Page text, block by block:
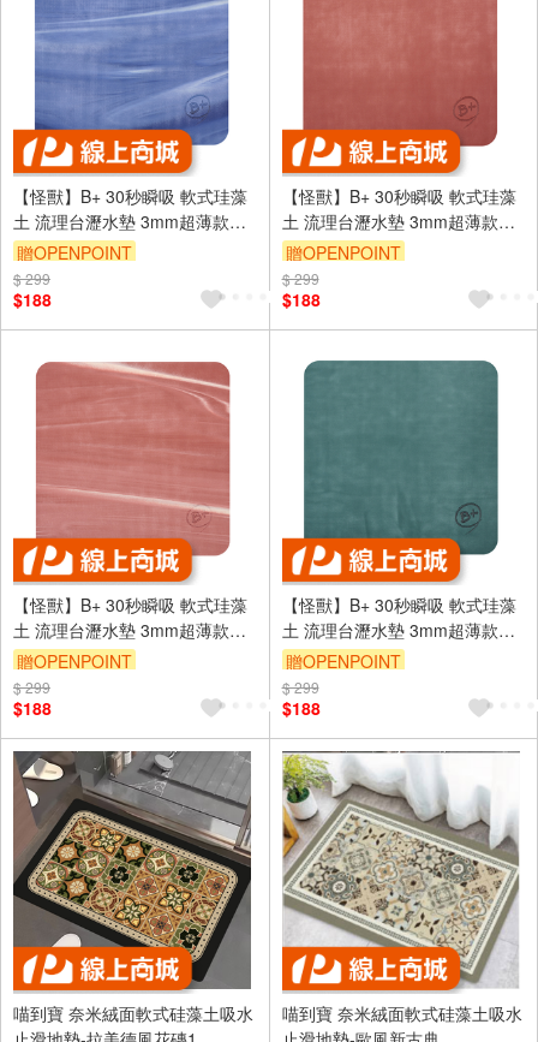
【怪獸】B+ 30秒瞬吸 軟式珪藻
土 流理台瀝水墊 3mm超薄款兩
入組 (30x30cm) -迷彩藍
贈OPENPOINT
訂單滿699享9折
$ 299
$188
【怪獸】B+ 30秒瞬吸 軟式珪藻
土 流理台瀝水墊 3mm超薄款兩
入組 (30x30cm) -色塊粉
贈OPENPOINT
訂單滿699享9折
$ 299
$188
【怪獸】B+ 30秒瞬吸 軟式珪藻
土 流理台瀝水墊 3mm超薄款兩
入組 (30x30cm) -迷彩粉
贈OPENPOINT
訂單滿699享9折
$ 299
$188
【怪獸】B+ 30秒瞬吸 軟式珪藻
土 流理台瀝水墊 3mm超薄款兩
入組 (30x30cm) -色塊綠
贈OPENPOINT
訂單滿699享9折
$ 299
$188
喵到寶 奈米絨面軟式硅藻土吸水
喵到寶 奈米絨面軟式硅藻土吸水